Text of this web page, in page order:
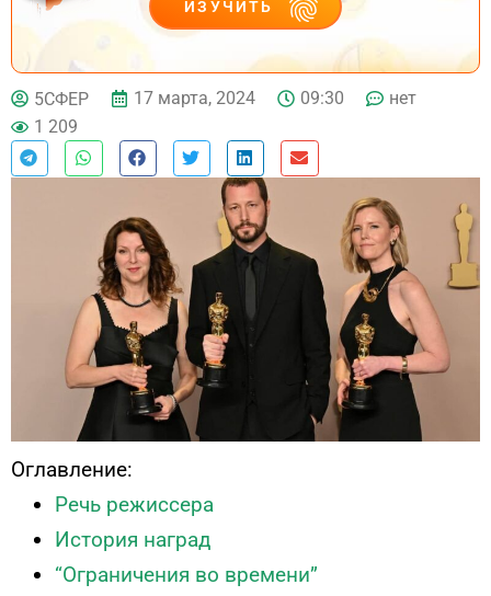
ИЗУЧИТЬ
ДЕЙСТВУЙ
5СФЕР 17 марта, 2024 09:30
нет
1 209
Оглавление:
Речь режиссера
История наград
“Ограничения во времени”